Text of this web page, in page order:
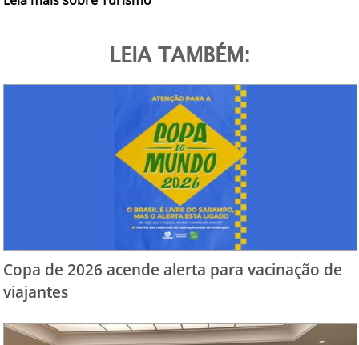
LEIA TAMBÉM:
Copa de 2026 acende alerta para vacinação de
viajantes